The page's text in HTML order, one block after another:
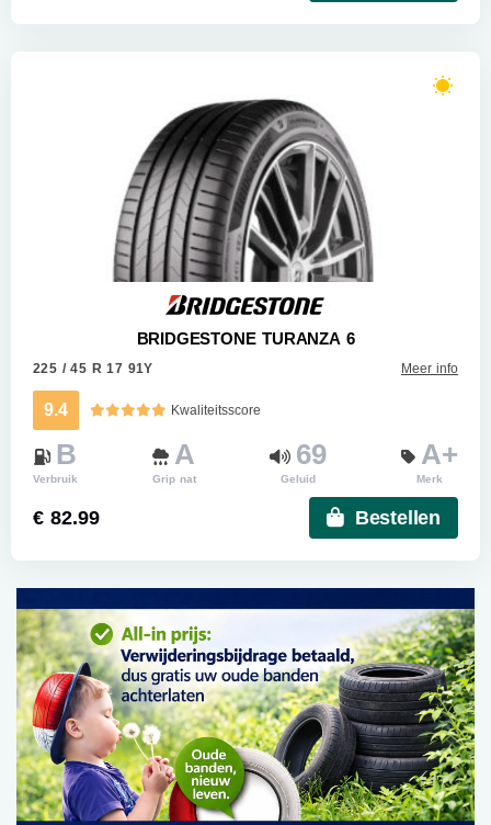
BRIDGESTONE TURANZA 6
225 / 45 R 17 91Y Meer info
9.4 Kwaliteitsscore
B
Verbruik
A
Grip nat
69
Geluid
A+
Merk
€ 82.99 Bestellen